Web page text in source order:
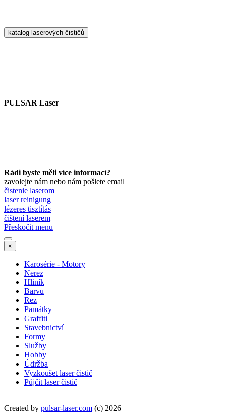
katalog laserových čističů
PULSAR Laser
Rádi byste měli více informací?
zavolejte nám nebo nám pošlete email
čistenie laserom
laser reinigung
lézeres tisztítás
čištení laserem
Přeskočit menu
×
Karosérie - Motory
Nerez
Hliník
Barvu
Rez
Památky
Graffiti
Stavebnictví
Formy
Služby
Hobby
Údržba
Vyzkoušet laser čistič
Půjčit laser čistič
Created by pulsar-laser.com (c) 2026